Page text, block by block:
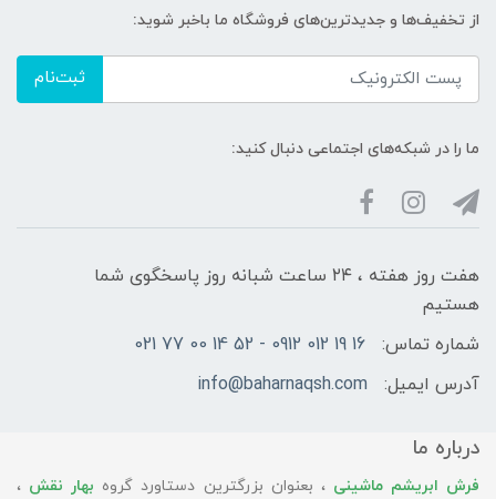
از تخفیف‌ها و جدیدترین‌های فروشگاه ما باخبر شوید:
ثبت‌نام
ما را در شبکه‌های اجتماعی دنبال کنید:
هفت روز هفته ، ۲۴ ساعت شبانه‌ روز پاسخگوی شما
هستیم
شماره تماس:
16 19 012 0912 - 52 14 00 77 021
آدرس ایمیل:
info@baharnaqsh.com
درباره ما
فرش ابریشم ماشینی ، بعنوان بزرگترین دستاورد گروه بهار نقش ،